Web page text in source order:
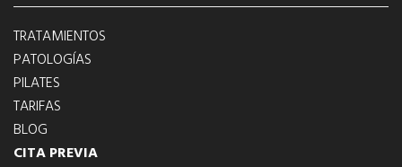
TRATAMIENTOS
PATOLOGÍAS
PILATES
TARIFAS
BLOG
CITA PREVIA